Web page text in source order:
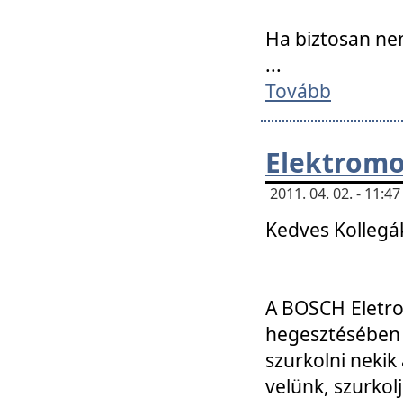
Ha biztosan
...
Tovább
2011. 04. 02. -
Kedves
A BOSCH
szurkolni
velünk,